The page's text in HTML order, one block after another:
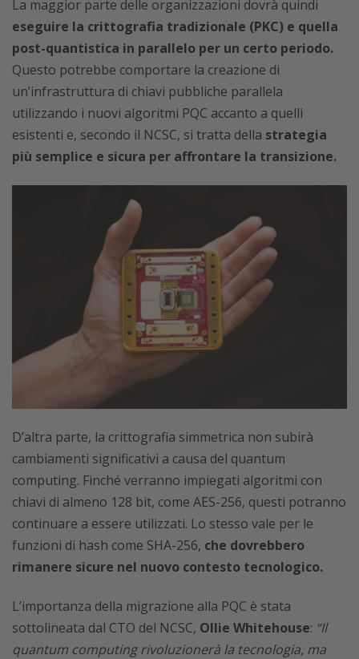
La maggior parte delle organizzazioni dovrà quindi
eseguire la crittografia tradizionale (PKC) e quella
post-quantistica in parallelo per un certo periodo.
Questo potrebbe comportare la creazione di
un’infrastruttura di chiavi pubbliche parallela
utilizzando i nuovi algoritmi PQC accanto a quelli
esistenti e, secondo il NCSC, si tratta della strategia
più semplice e sicura per affrontare la transizione.
D’altra parte, la crittografia simmetrica non subirà
cambiamenti significativi a causa del quantum
computing. Finché verranno impiegati algoritmi con
chiavi di almeno 128 bit, come AES-256, questi potranno
continuare a essere utilizzati. Lo stesso vale per le
funzioni di hash come SHA-256, che dovrebbero
rimanere sicure nel nuovo contesto tecnologico.
L’importanza della migrazione alla PQC è stata
sottolineata dal CTO del NCSC, Ollie Whitehouse: “Il
quantum computing rivoluzionerà la tecnologia, ma